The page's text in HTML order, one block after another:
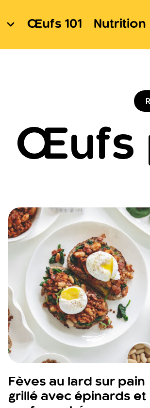
Œufs 101 Nutrition
Œufs
Fèves au lard sur pain
grillé avec épinards et